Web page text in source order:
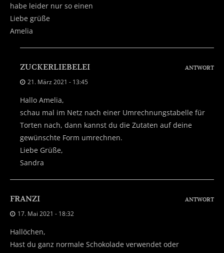
habe leider nur so einen
Liebe grüße
Amelia
ZUCKERLIEBELEI
21. März 2021 - 13:45
Hallo Amelia,
schau mal im Netz nach einer Umrechnungstabelle für
Torten nach, dann kannst du die Zutaten auf deine
gewünschte Form umrechnen.
Liebe Grüße,
Sandra
ANTWORT
FRANZI
17. Mai 2021 - 18:32
Hallöchen,
Hast du ganz normale Schokolade verwendet oder
ANTWORT